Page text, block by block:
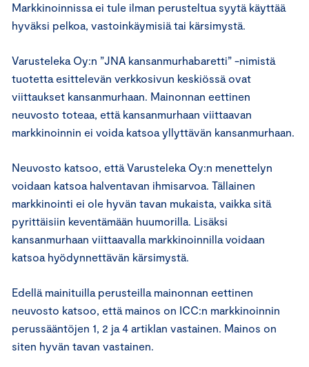
Markkinoinnissa ei tule ilman perusteltua syytä käyttää
hyväksi pelkoa, vastoinkäymisiä tai kärsimystä.
Varusteleka Oy:n ”JNA kansanmurhabaretti” -nimistä
tuotetta esittelevän verkkosivun keskiössä ovat
viittaukset kansanmurhaan. Mainonnan eettinen
neuvosto toteaa, että kansanmurhaan viittaavan
markkinoinnin ei voida katsoa yllyttävän kansanmurhaan.
Neuvosto katsoo, että Varusteleka Oy:n menettelyn
voidaan katsoa halventavan ihmisarvoa. Tällainen
markkinointi ei ole hyvän tavan mukaista, vaikka sitä
pyrittäisiin keventämään huumorilla. Lisäksi
kansanmurhaan viittaavalla markkinoinnilla voidaan
katsoa hyödynnettävän kärsimystä.
Edellä mainituilla perusteilla mainonnan eettinen
neuvosto katsoo, että mainos on ICC:n markkinoinnin
perussääntöjen 1, 2 ja 4 artiklan vastainen. Mainos on
siten hyvän tavan vastainen.